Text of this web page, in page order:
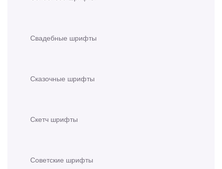
Свадебные шрифты
Сказочные шрифты
Скетч шрифты
Советские шрифты